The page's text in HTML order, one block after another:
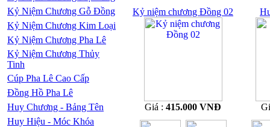
Kỷ Niệm Chương Gỗ Đồng
Kỷ Niệm Chương Kim Loại
Kỷ Niệm Chương Pha Lê
Kỷ Niệm Chương Thủy
Tinh
Cúp Pha Lê Cao Cấp
Đồng Hồ Pha Lê
Huy Chương - Bảng Tên
Huy Hiệu - Móc Khóa
Kỷ niệm chương Đồng 02
Giá : 415.000 VNĐ